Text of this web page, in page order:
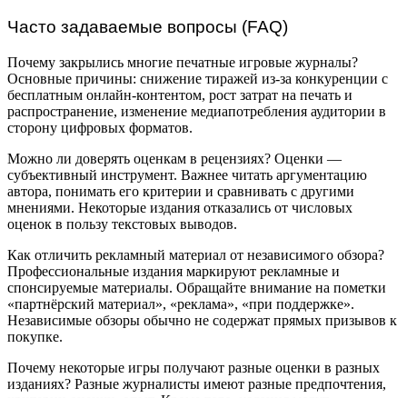
Часто задаваемые вопросы (FAQ)
Почему закрылись многие печатные игровые журналы?
Основные причины: снижение тиражей из-за конкуренции с
бесплатным онлайн-контентом, рост затрат на печать и
распространение, изменение медиапотребления аудитории в
сторону цифровых форматов.
Можно ли доверять оценкам в рецензиях? Оценки —
субъективный инструмент. Важнее читать аргументацию
автора, понимать его критерии и сравнивать с другими
мнениями. Некоторые издания отказались от числовых
оценок в пользу текстовых выводов.
Как отличить рекламный материал от независимого обзора?
Профессиональные издания маркируют рекламные и
спонсируемые материалы. Обращайте внимание на пометки
«партнёрский материал», «реклама», «при поддержке».
Независимые обзоры обычно не содержат прямых призывов к
покупке.
Почему некоторые игры получают разные оценки в разных
изданиях? Разные журналисты имеют разные предпочтения,